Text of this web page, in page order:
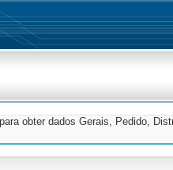
obter dados Gerais, Pedido,